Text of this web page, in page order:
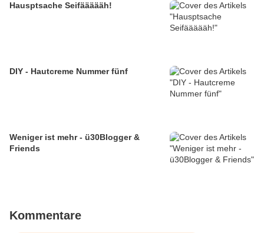
Hausptsache Seifäääääh!
DIY - Hautcreme Nummer fünf
Weniger ist mehr - ü30Blogger &
Friends
Kommentare